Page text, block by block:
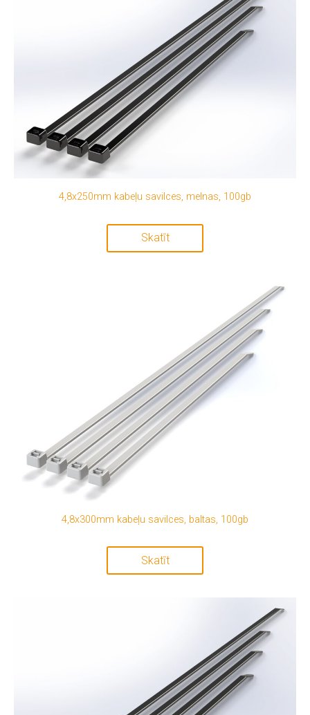
4,8x250mm kabeļu savilces, melnas, 100gb
Skatīt
4,8x300mm kabeļu savilces, baltas, 100gb
Skatīt